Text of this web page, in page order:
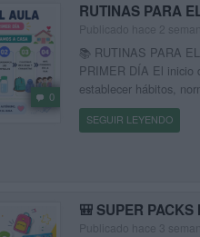
0
RUTINAS PARA
📚 RUTINAS PARA
PRIMER DÍA El inicio
establecer hábitos,
SEGUIR LEYENDO
🎒 SUPER